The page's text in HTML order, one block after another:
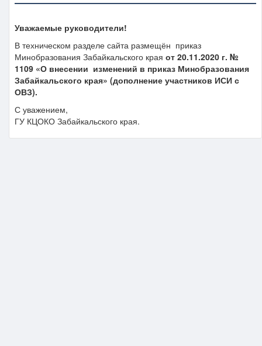
Уважаемые руководители!
В техническом разделе сайта размещён приказ
Минобразования Забайкальского края от 20.11.2020 г. №
1109 «О внесении изменений в приказ Минобразования
Забайкальского края» (дополнение участников ИСИ с
ОВЗ).
С уважением,
ГУ КЦОКО Забайкальского края.